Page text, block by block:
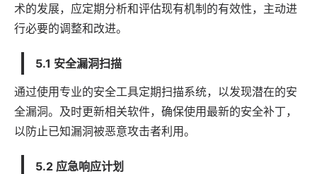
术的发展，应定期分析和评估现有机制的有效性，主动进
行必要的调整和改进。
5.1 安全漏洞扫描
通过使用专业的安全工具定期扫描系统，以发现潜在的安
全漏洞。及时更新相关软件，确保使用最新的安全补丁，
以防止已知漏洞被恶意攻击者利用。
5.2 应急响应计划